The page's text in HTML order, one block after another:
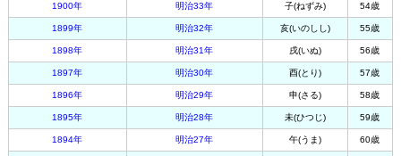
1900年 明治33年 子(ねずみ) 54歳
1899年 明治32年 亥(いのしし) 55歳
1898年 明治31年 戌(いぬ) 56歳
1897年 明治30年 酉(とり) 57歳
1896年 明治29年 申(さる) 58歳
1895年 明治28年 未(ひつじ) 59歳
1894年 明治27年 午(うま) 60歳